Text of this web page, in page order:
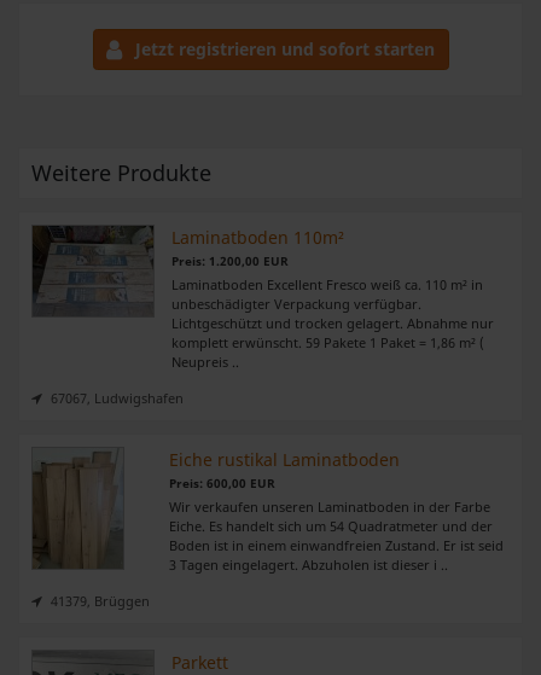
Jetzt registrieren und sofort starten
Weitere Produkte
Laminatboden 110m²
Preis: 1.200,00 EUR
Laminatboden Excellent Fresco weiß ca. 110 m² in
unbeschädigter Verpackung verfügbar.
Lichtgeschützt und trocken gelagert. Abnahme nur
komplett erwünscht. 59 Pakete 1 Paket = 1,86 m² (
Neupreis ..
67067, Ludwigshafen
Eiche rustikal Laminatboden
Preis: 600,00 EUR
Wir verkaufen unseren Laminatboden in der Farbe
Eiche. Es handelt sich um 54 Quadratmeter und der
Boden ist in einem einwandfreien Zustand. Er ist seid
3 Tagen eingelagert. Abzuholen ist dieser i ..
41379, Brüggen
Parkett